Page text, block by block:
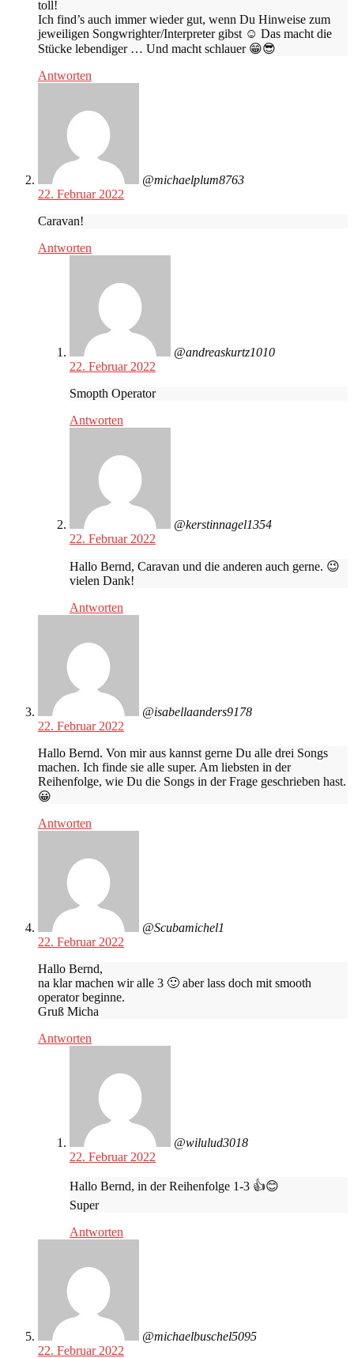
toll!
Ich find’s auch immer wieder gut, wenn Du Hinweise zum
jeweiligen Songwrighter/Interpreter gibst ☺️ Das macht die
Stücke lebendiger … Und macht schlauer 😁😎
Antworten
@michaelplum8763
22. Februar 2022
Caravan!
Antworten
@andreaskurtz1010
22. Februar 2022
Smopth Operator
Antworten
@kerstinnagel1354
22. Februar 2022
Hallo Bernd, Caravan und die anderen auch gerne. 😉
vielen Dank!
Antworten
@isabellaanders9178
22. Februar 2022
Hallo Bernd. Von mir aus kannst gerne Du alle drei Songs
machen. Ich finde sie alle super. Am liebsten in der
Reihenfolge, wie Du die Songs in der Frage geschrieben hast.
😀
Antworten
@Scubamichel1
22. Februar 2022
Hallo Bernd,
na klar machen wir alle 3 🙂 aber lass doch mit smooth
operator beginne.
Gruß Micha
Antworten
@wilulud3018
22. Februar 2022
Hallo Bernd, in der Reihenfolge 1-3 👍😊
Super
Antworten
@michaelbuschel5095
22. Februar 2022